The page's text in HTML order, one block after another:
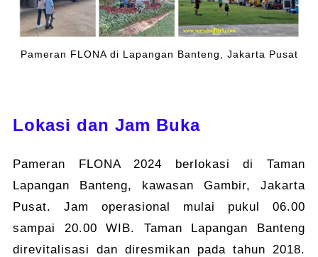
Pameran FLONA di Lapangan Banteng, Jakarta Pusat
Lokasi dan Jam Buka
Pameran FLONA 2024 berlokasi di Taman
Lapangan Banteng, kawasan Gambir, Jakarta
Pusat. Jam operasional mulai pukul 06.00
sampai 20.00 WIB. Taman Lapangan Banteng
direvitalisasi dan diresmikan pada tahun 2018.